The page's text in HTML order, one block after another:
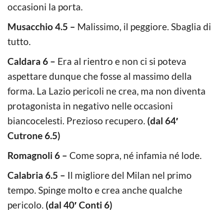
occasioni la porta.
Musacchio 4.5 – Malissimo, il peggiore. Sbaglia di
tutto.
Caldara 6 – Era al rientro e non ci si poteva
aspettare dunque che fosse al massimo della
forma. La Lazio pericoli ne crea, ma non diventa
protagonista in negativo nelle occasioni
biancocelesti. Prezioso recupero. (dal 64′
Cutrone 6.5)
Romagnoli 6 – Come sopra, né infamia né lode.
Calabria 6.5 – Il migliore del Milan nel primo
tempo. Spinge molto e crea anche qualche
pericolo. (dal 40′ Conti 6)